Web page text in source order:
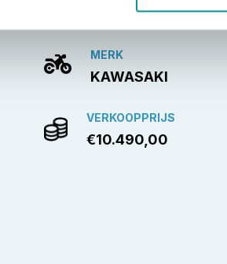
MERK
KAWASAKI
VERKOOPPRIJS
€10.490,00